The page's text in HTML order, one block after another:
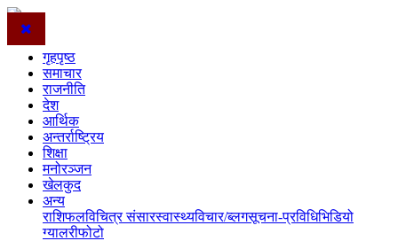
गृहपृष्ठ
समाचार
राजनीति
देश
आर्थिक
अन्तर्राष्ट्रिय
शिक्षा
मनोरञ्जन
खेलकुद
अन्य
राशिफलविचित्र संसारस्वास्थ्यविचार/ब्लगसूचना-प्रविधिभिडियो
ग्यालरीफोटो